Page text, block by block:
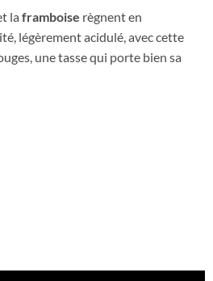
la framboise règnent en
légèrement acidulé, avec cette
une tasse qui porte bien sa